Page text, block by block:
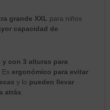
grande XXL para niños
capacidad de
con 3 alturas para
. Es ergonómico para evitar
y lo pueden llevar
atrás